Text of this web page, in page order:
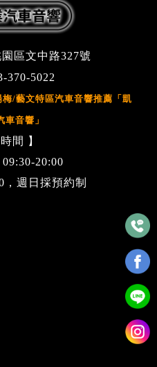
區文中路327號
370-5022
/藝文特區汽車音響推薦「凱
車音響」
間 】
20:00
，週日採預約制